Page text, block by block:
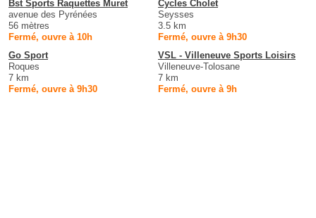
Bst Sports Raquettes Muret
avenue des Pyrénées
56 mètres
Fermé, ouvre à 10h
Cycles Cholet
Seysses
3.5 km
Fermé, ouvre à 9h30
Go Sport
Roques
7 km
Fermé, ouvre à 9h30
VSL - Villeneuve Sports Loisirs
Villeneuve-Tolosane
7 km
Fermé, ouvre à 9h